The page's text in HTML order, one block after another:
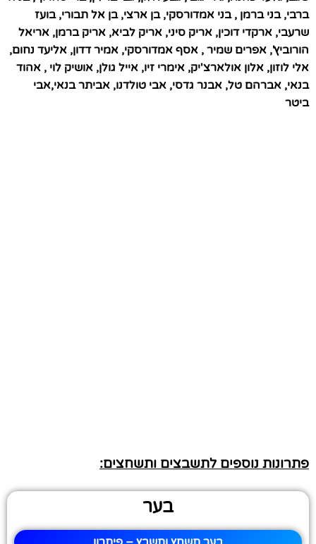
ברבי, בני ברמן , בני אמדורסקי, בן ארצי, בן אל תבורי, בועז
שרעבי, ארקדי דוכין, אריק סיני, אריק לביא, אריק ברמן, אריאל
הורוביץ', אפרים שמיר , אסף אמדורסקי, אמיר דדון, אליעד נחום,
אלי לוזון, אלון אולארצ'יק, אימרי זיו, אייל גולן, אושיק לוי , אהוד
בנאי, אברהם טל, אבנר גדסי, אבי טולדנו, אביתר בנאי,אבי
ביטר
פתרונות נוספים לתשבצים ותשחצים:
בער